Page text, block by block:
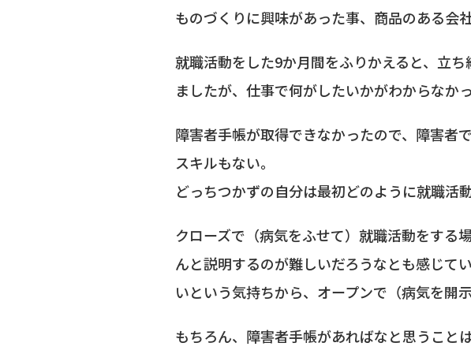
ものづくりに興味があった事、商品のある会
就職活動をした9か月間をふりかえると、立
ましたが、仕事で何がしたいかがわからなか
障害者手帳が取得できなかったので、障害者
スキルもない。
どっちつかずの自分は最初どのように就職活
クローズで（病気をふせて）就職活動をする
んと説明するのが難しいだろうなとも感じて
いという気持ちから、オープンで（病気を開
もちろん、障害者手帳があればなと思うこと